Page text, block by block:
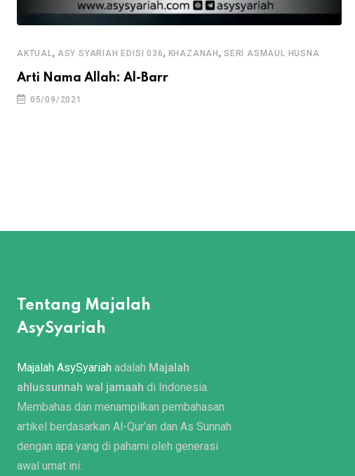
AKTUAL, ASY SYARIAH EDISI 036, KHAZANAH,SERI ASMAUL HUSNA
Arti Nama Allah: Al-Barr
05/09/2021
Tentang Majalah
AsySyariah
Majalah AsySyariah adalah Majalah
ahlussunnah wal jamaah di Indonesia.
Membahas dan menampilkan pembahasan
artikel berdasarkan Al-Qur’an dan As Sunnah
dengan apa yang di pahami oleh generasi
awal umat ini.